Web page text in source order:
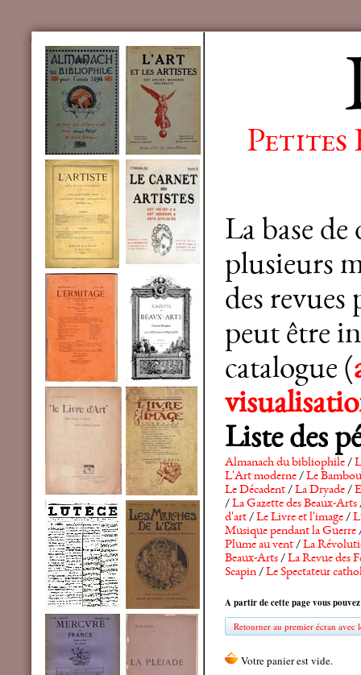
Petites
La base
plusieurs
des revues
peut être
catalogue (
Liste des
Almanach du bibliophile/
L'Art moderne/Le Bambou
Le Décadent/La Dryade/
/La Gazette des Beaux-Arts
d'art/Le Livre et l'image/
Musique pendant la Guerre
Plume au vent/La
Beaux-Arts/La Revue des
Scapin/Le Spectateur
A partir de cette page vous
Retourner au premier écran avec